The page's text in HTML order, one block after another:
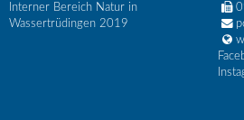
Interner Bereich Natur in
Wassertrüdingen 2019